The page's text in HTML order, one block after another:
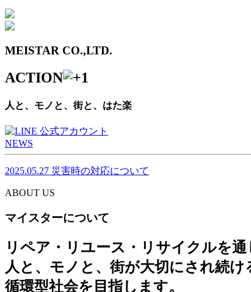
MEISTAR CO.,LTD.
ACTION
人と、モノと、街と、はた楽
NEWS
2025.05.27 災害時の対応について
ABOUT US
マイスターについて
リペア・リユース・リサイクルを通
人と、モノと、街が大切にされ続け
循環型社会を目指します。